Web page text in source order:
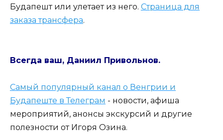
Будапешт или улетает из него. Страница для
заказа трансфера.
Всегда ваш, Даниил Привольнов.
Самый популярный канал о Венгрии и
Будапеште в Телеграм - новости, афиша
мероприятий, анонсы экскурсий и другие
полезности от Игоря Озина.